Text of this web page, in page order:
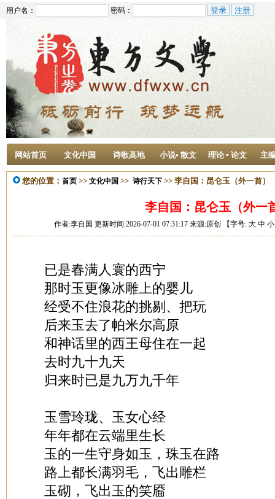
用户名： 密码：
网站首页 文化中国 诗歌高地 小说• 散文 理论 ▪ 论文 主
您的位置： 首页 >> 文化中国 >> 诗行天下 >> 李自国：昆仑玉（外一首）
李自国：昆仑玉（外一
作者:李自国 更新时间:2026-07-01 07:31:17 来源:原创 【字号: 大 中 小
已是春满人寰的西宁
那时玉更像冰雕上的婴儿
经受不住浪花的挑剔、把玩
后来玉去了帕米尔高原
和神话里的西王母住在一起
去时九十九天
归来时已是九万九千年
玉雪玲珑、玉女心经
年年都在云端里生长
玉的一生守身如玉，珠玉在路
路上都长满羽毛，飞出雕栏
玉砌，飞出玉的笑靥